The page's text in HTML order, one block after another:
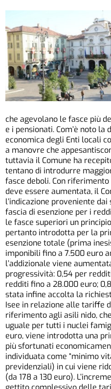
che agevolano le fasce più
e i pensionati. Com’è noto
economica degli Enti locali
a manovre che
tuttavia il Comune ha
tentano di introdurre
fasce deboli. Con riferimento
deve essere aumentata, il
l’indicazione proveniente
fascia di esenzione per i
le fasce superiori un
pertanto introdotta per la
esenzione totale (prima
imponibili fino a 7.500 euro
l’addizionale viene
progressività: 0,54 per
redditi fino a 28.000 euro;
stata infine accolta la
Isee in relazione alle tariffe
riferimento agli asili nido,
uguale per tutti i nuclei
euro, viene introdotta una
più sfortunati
individuata come “minimo
previdenziali) in cui viene
(da 178 a 130 euro).